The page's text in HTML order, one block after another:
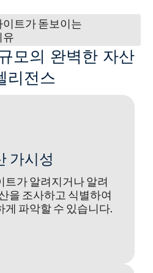
트가 돋보이는
유
모의 완벽한 자산
리전스
가시성
트가 알려지거나 알려
을 조사하고 식별하여
게 파악할 수 있습니다.